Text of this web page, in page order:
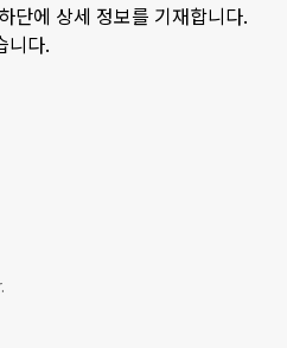
단에 상세 정보를 기재합니다.
니다.